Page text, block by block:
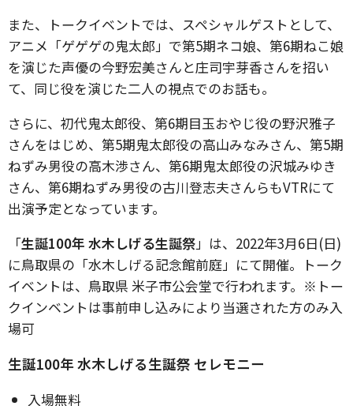
また、トークイベントでは、スペシャルゲストとして、
アニメ「ゲゲゲの鬼太郎」で第5期ネコ娘、第6期ねこ娘
を演じた声優の今野宏美さんと庄司宇芽香さんを招い
て、同じ役を演じた二人の視点でのお話も。
さらに、初代鬼太郎役、第6期目玉おやじ役の野沢雅子
さんをはじめ、第5期鬼太郎役の高山みなみさん、第5期
ねずみ男役の高木渉さん、第6期鬼太郎役の沢城みゆき
さん、第6期ねずみ男役の古川登志夫さんらもVTRにて
出演予定となっています。
「生誕100年 水木しげる生誕祭」は、2022年3月6日(日)
に鳥取県の「水木しげる記念館前庭」にて開催。トーク
イベントは、鳥取県 米子市公会堂で行われます。※トー
クインベントは事前申し込みにより当選された方のみ入
場可
生誕100年 水木しげる生誕祭 セレモニー
入場無料